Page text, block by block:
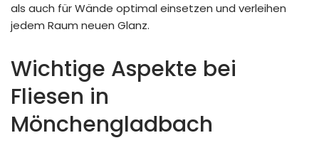
als auch für Wände optimal einsetzen und verleihen
jedem Raum neuen Glanz.
Wichtige Aspekte bei
Fliesen in
Mönchengladbach